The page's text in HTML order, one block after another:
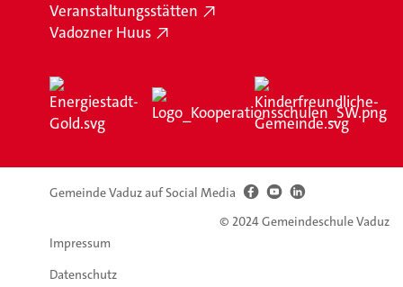
Veranstaltungsstätten
Vadozner Huus
Gemeinde Vaduz auf Social Media
© 2024 Gemeindeschule Vaduz
Impressum
Datenschutz